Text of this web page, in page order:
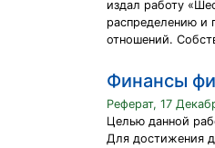
издал работу
распределению и
отношений.
Финансы
Реферат, 17
Целью данной
Для достижения